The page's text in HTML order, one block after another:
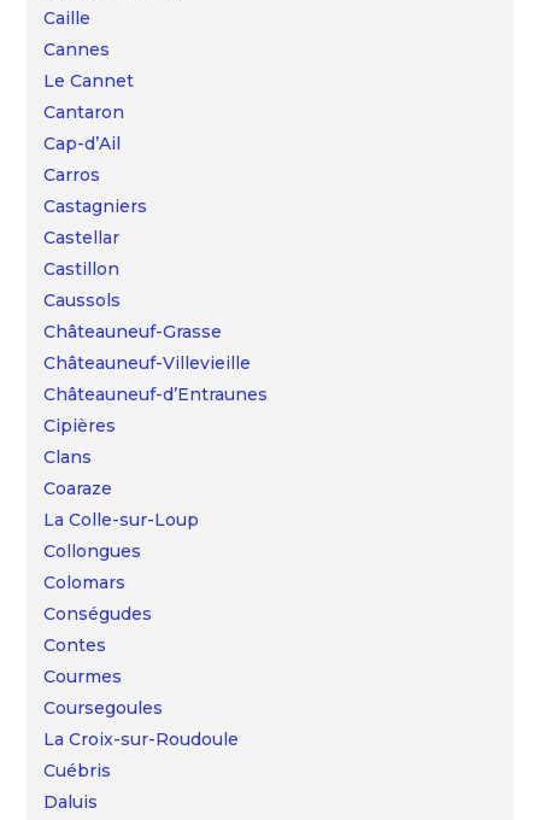
Caille
Cannes
Le Cannet
Cantaron
Cap-d’Ail
Carros
Castagniers
Castellar
Castillon
Caussols
Châteauneuf-Grasse
Châteauneuf-Villevieille
Châteauneuf-d’Entraunes
Cipières
Clans
Coaraze
La Colle-sur-Loup
Collongues
Colomars
Conségudes
Contes
Courmes
Coursegoules
La Croix-sur-Roudoule
Cuébris
Daluis